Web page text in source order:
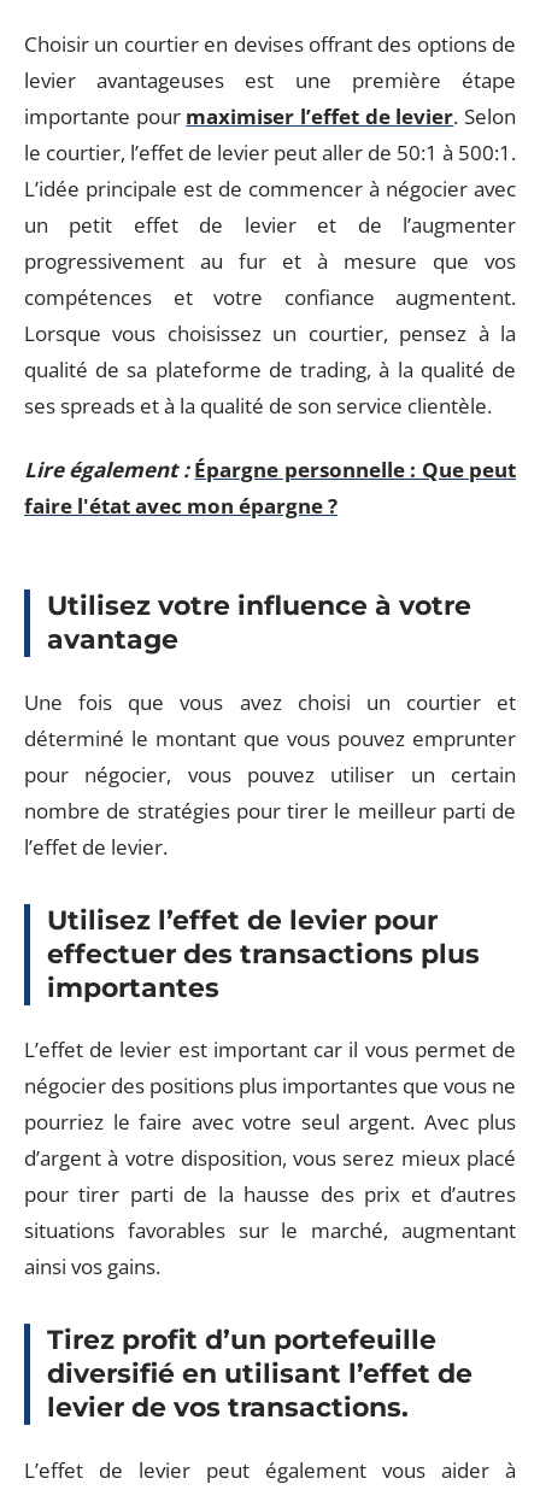
Choisir un courtier en devises offrant des options de
levier avantageuses est une première étape
importante pour maximiser l’effet de levier. Selon
le courtier, l’effet de levier peut aller de 50:1 à 500:1.
L’idée principale est de commencer à négocier avec
un petit effet de levier et de l’augmenter
progressivement au fur et à mesure que vos
compétences et votre confiance augmentent.
Lorsque vous choisissez un courtier, pensez à la
qualité de sa plateforme de trading, à la qualité de
ses spreads et à la qualité de son service clientèle.
Lire également : Épargne personnelle : Que peut
faire l'état avec mon épargne ?
Utilisez votre influence à votre
avantage
Une fois que vous avez choisi un courtier et
déterminé le montant que vous pouvez emprunter
pour négocier, vous pouvez utiliser un certain
nombre de stratégies pour tirer le meilleur parti de
l’effet de levier.
Utilisez l’effet de levier pour
effectuer des transactions plus
importantes
L’effet de levier est important car il vous permet de
négocier des positions plus importantes que vous ne
pourriez le faire avec votre seul argent. Avec plus
d’argent à votre disposition, vous serez mieux placé
pour tirer parti de la hausse des prix et d’autres
situations favorables sur le marché, augmentant
ainsi vos gains.
Tirez profit d’un portefeuille
diversifié en utilisant l’effet de
levier de vos transactions.
L’effet de levier peut également vous aider à